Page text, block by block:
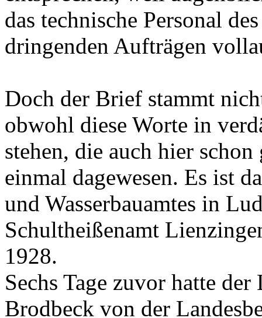
das technische Personal
dringenden Aufträgen
Doch der Brief stammt
obwohl diese Worte in
stehen, die auch hier
einmal dagewesen. Es ist
und Wasserbauamtes in
Schultheißenamt
1928.
Sechs Tage zuvor hatte
Brodbeck von der